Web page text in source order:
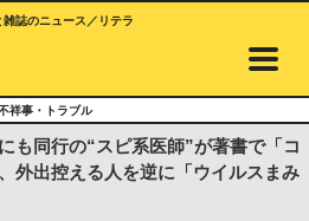
誌のニュース／リテラ
祥事・トラブル
も同行の“スピ系医師”が著書で「コ
外出控える人を逆に「ウイルスまみ